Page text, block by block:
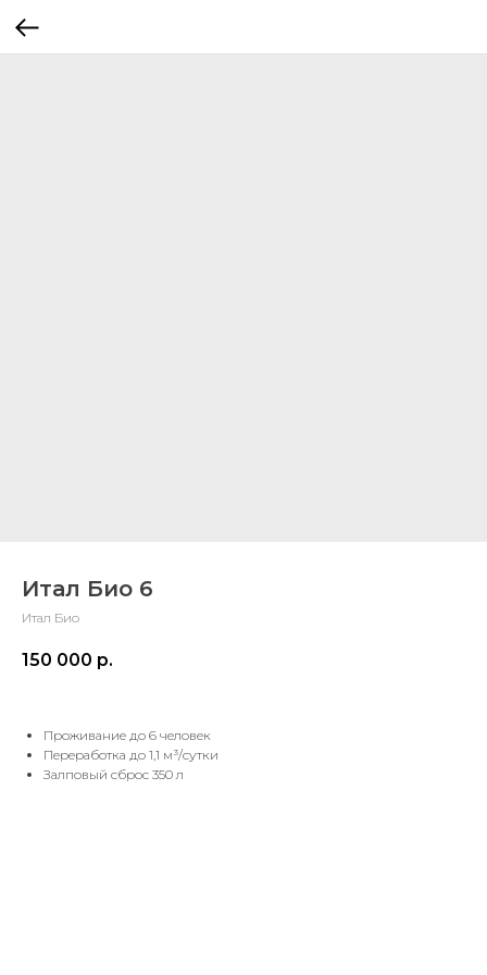
Итал Био 6
Итал Био
150 000 р.
Проживание до 6 человек
Переработка до 1,1 м³/сутки
Залповый сброс 350 л